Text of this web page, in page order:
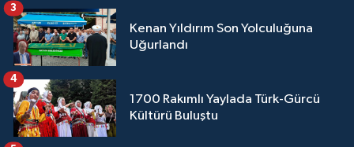
Kenan Yıldırım Son Yolculuğuna
Uğurlandı
3
1700 Rakımlı Yaylada Türk-Gürcü
Kültürü Buluştu
4